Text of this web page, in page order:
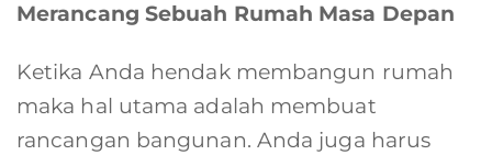
Merancang Sebuah Rumah Masa Depan
Ketika Anda hendak membangun rumah
maka hal utama adalah membuat
rancangan bangunan. Anda juga harus